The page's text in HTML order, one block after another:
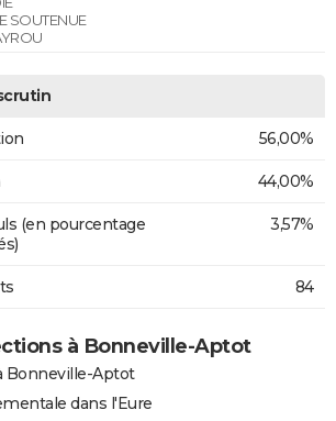
SOUTENUE
56,00%
44,00%
(en pourcentage
3,57%
84
à Bonneville-Aptot
Bonneville-Aptot
dans l'Eure